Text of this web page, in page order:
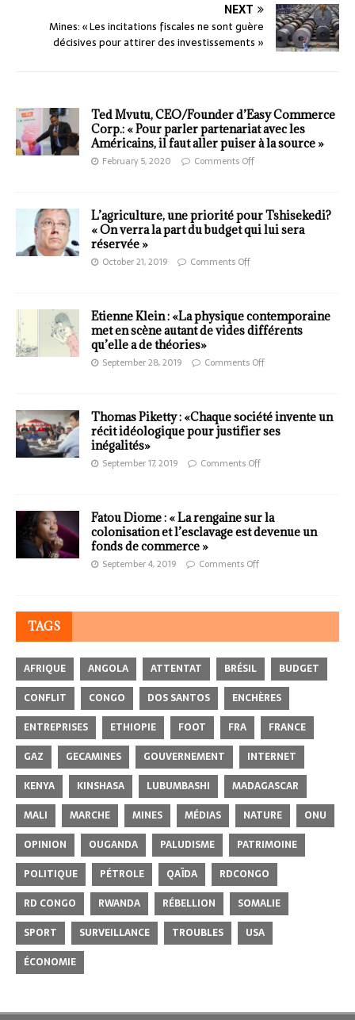
NEXT
Mines: « Les incitations fiscales ne sont guère
décisives pour attirer des investissements »
Ted Mvutu, CEO/Founder d’Easy Commerce
Corp.: « Pour parler partenariat avec les
Américains, il faut aller puiser à la source »
February 5, 2020 Comments Off
L’agriculture, une priorité pour Tshisekedi?
« On verra la part du budget qui lui sera
réservée »
October 21, 2019 Comments Off
Etienne Klein : «La physique contemporaine
met en scène autant de vides différents
qu’elle a de théories»
September 28, 2019 Comments Off
Thomas Piketty : «Chaque société invente un
récit idéologique pour justifier ses
inégalités»
September 17, 2019 Comments Off
Fatou Diome : « La rengaine sur la
colonisation et l’esclavage est devenue un
fonds de commerce »
September 4, 2019 Comments Off
TAGS
AFRIQUE ANGOLA ATTENTAT BRÉSIL
BUDGET
CONFLIT
CONGO DOS SANTOS
ENCHÈRES
ENTREPRISES
ETHIOPIE FOOT FRA
FRANCE
GAZ
GECAMINES GOUVERNEMENT
INTERNET
KENYA
KINSHASA LUBUMBASHI
MADAGASCAR
MALI
MARCHE MINES MÉDIAS NATURE
ONU
OPINION
OUGANDA PALUDISME
PATRIMOINE
POLITIQUE
PÉTROLE QAÏDA
RDCONGO
RD CONGO
RWANDA RÉBELLION
SOMALIE
SPORT
SURVEILLANCE TROUBLES
USA
ÉCONOMIE